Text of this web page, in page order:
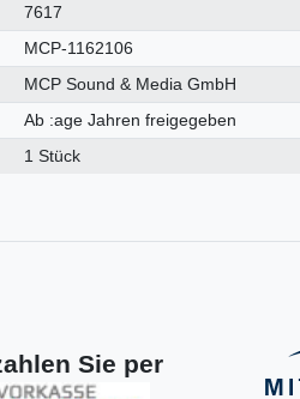
7617
MCP-1162106
MCP Sound & Media GmbH
Ab :age Jahren freigegeben
1 Stück
Sie per